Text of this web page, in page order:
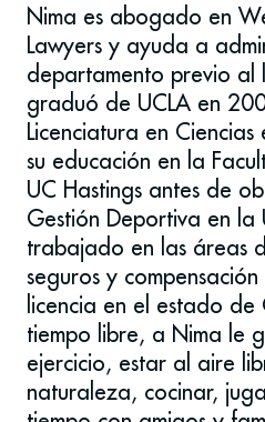
Nima es abogado en
Lawyers y ayuda a
departamento previo al
graduó de UCLA en
Licenciatura en Ciencias
su educación en la
UC Hastings antes de
Gestión Deportiva en la
trabajado en las áreas
seguros y
licencia en el estado de
tiempo libre, a Nima le
ejercicio, estar al aire
naturaleza, cocinar,